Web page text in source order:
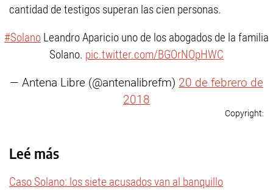
cantidad de testigos superan las cien personas.
#Solano Leandro Aparicio uno de los abogados de la familia
Solano. pic.twitter.com/BGOrNOpHWC
— Antena Libre (@antenalibrefm) 20 de febrero de
2018
Leé más
Caso Solano: los siete acusados van al banquillo